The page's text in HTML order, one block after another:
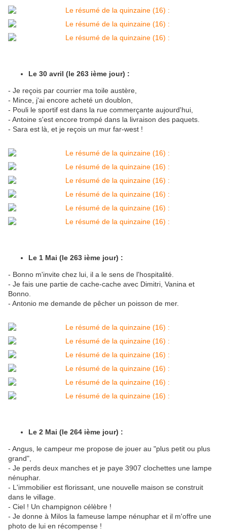
Le 30 avril (le 263 ième jour) :
- Je reçois par courrier ma toile austère,
- Mince, j'ai encore acheté un doublon,
- Pouli le sportif est dans la rue commerçante aujourd'hui,
- Antoine s'est encore trompé dans la livraison des paquets.
- Sara est là, et je reçois un mur far-west !
Le 1 Mai (le 263 ième jour) :
- Bonno m'invite chez lui, il a le sens de l'hospitalité.
- Je fais une partie de cache-cache avec Dimitri, Vanina et
Bonno.
- Antonio me demande de pêcher un poisson de mer.
Le 2 Mai (le 264 ième jour) :
- Angus, le campeur me propose de jouer au "plus petit ou plus
grand",
- Je perds deux manches et je paye 3907 clochettes une lampe
nénuphar.
- L'immobilier est florissant, une nouvelle maison se construit
dans le village.
- Ciel ! Un champignon célèbre !
- Je donne à Milos la fameuse lampe nénuphar et il m'offre une
photo de lui en récompense !